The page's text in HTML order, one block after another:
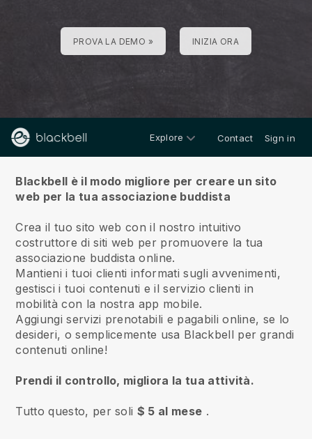
PROVA LA DEMO » INIZIA ORA
Explore Contact Sign in
Blackbell è il modo migliore per creare un sito
web per la tua associazione buddista
Crea il tuo sito web con il nostro intuitivo
costruttore di siti web per promuovere la tua
associazione buddista online.
Mantieni i tuoi clienti informati sugli avvenimenti,
gestisci i tuoi contenuti e il servizio clienti in
mobilità con la nostra app mobile.
Aggiungi servizi prenotabili e pagabili online, se lo
desideri, o semplicemente usa Blackbell per grandi
contenuti online!
Prendi il controllo, migliora la tua attività.
Tutto questo, per soli $ 5 al mese .